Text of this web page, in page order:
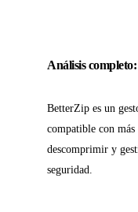
Análisis
BetterZip es un
compatible con
descomprimir y
seguridad.